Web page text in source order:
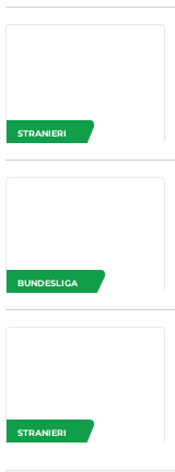
STRANIERI
BUNDESLIGA
STRANIERI